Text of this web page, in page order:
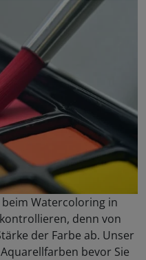
Watercoloring in
denn von
der Farbe ab. Unser
bevor Sie